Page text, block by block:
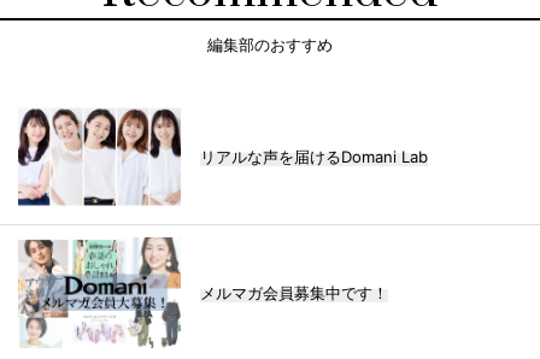
編集部のおすすめ
リアルな声を届けるDomani Lab
メルマガ会員募集中です！